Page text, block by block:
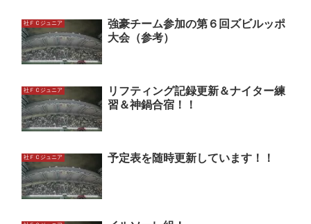
社ＦＣジュニア
強豪チーム参加の第６回ズビルッポ
大会（参考）
社ＦＣジュニア
リフティング記録更新＆ナイター練
習＆神鍋合宿！！
社ＦＣジュニア 予定表を随時更新しています！！